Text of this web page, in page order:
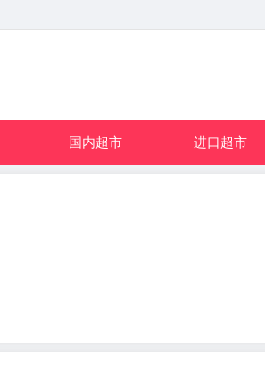
国内超市 进口超市